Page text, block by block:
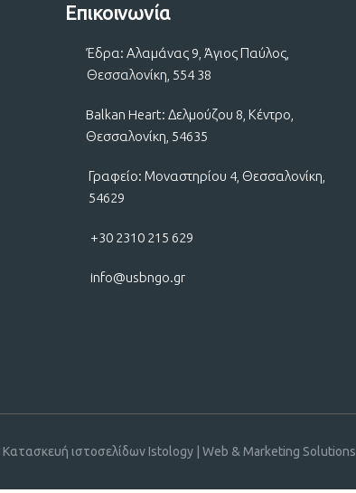
Επικοινωνία
Έδρα: Αλαμάνας 9, Άγιος Παύλος,
Θεσσαλονίκη, 554 38
Balkan Heart: Δελμούζου 8, Κέντρο,
Θεσσαλονίκη, 54635
Γραφείο: Μοναστηρίου 4, Θεσσαλονίκη,
54629
+30 2310 215 629
info@usbngo.gr
Κατασκευή ιστοσελίδων Istology | Web & Marketing Solutions